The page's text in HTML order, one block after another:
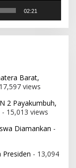
02:21
Barat,
views
2 Payakumbuh,
- 15,013 views
Diamankan -
Presiden - 13,094